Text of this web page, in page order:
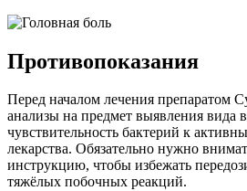
Противопоказания
Перед началом лечения препаратом
анализы на предмет выявления вида
чувствительность бактерий к
лекарства. Обязательно нужно
инструкцию, чтобы избежать
тяжёлых побочных реакций.